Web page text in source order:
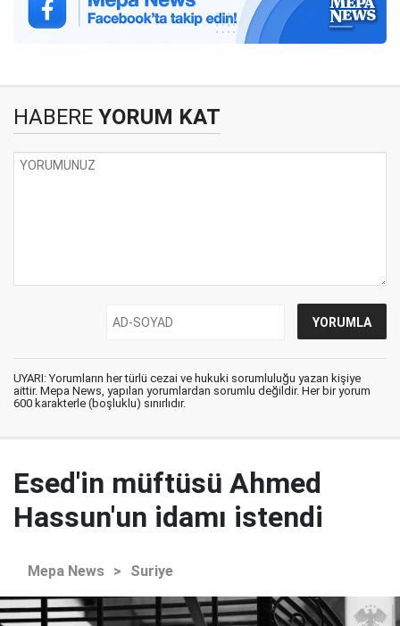
HABERE YORUM KAT
UYARI: Yorumların her türlü cezai ve hukuki sorumluluğu yazan kişiye
aittir. Mepa News, yapılan yorumlardan sorumlu değildir. Her bir yorum
600 karakterle (boşluklu) sınırlıdır.
Esed'in müftüsü Ahmed
Hassun'un idamı istendi
Mepa News > Suriye